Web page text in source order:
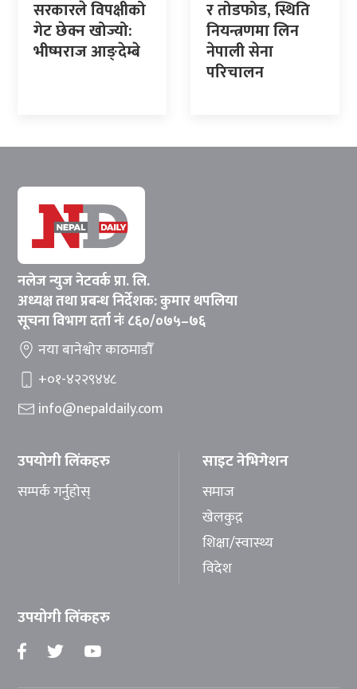
सरकारले विपक्षीको
गेट छेक्न खोज्यो:
भीष्मराज आङ्देम्बे
र तोडफोड, स्थिति
नियन्त्रणमा लिन
नेपाली सेना
परिचालन
नलेज न्युज नेटवर्क प्रा. लि.
अध्यक्ष तथा प्रबन्ध निर्देशक: कुमार थपलिया
सूचना विभाग दर्ता नंः ८६०/०७५–७६
नया बानेश्वोर काठमाडौँ
+०१-४२२९४४८
info@nepaldaily.com
उपयोगी लिंकहरु
सम्पर्क गर्नुहोस्
साइट नेभिगेशन
समाज
खेलकुद़़
शिक्षा/स्वास्थ्य
विदेश
उपयोगी लिंकहरु